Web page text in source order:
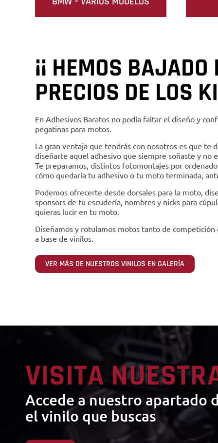
¡¡ HEMOS BAJADO
PRECIOS DE LOS
En Adhesivos Baratos no podía faltar el diseño y
pegatinas para motos.
La gran ventaja que tendrás con nosotros es que te
diseñarte aquel adhesivo que siempre soñaste y no
Te preparamos, distintos fotomontajes por
cómo quedaría tu adhesivo o tu moto terminada,
Podemos ofrecerte desde dorsales para la moto,
sponsors de tu escudería, nombres y nicks para
quieras lucir en tu moto.
Diseñamos y rotulamos motos tanto de
a base de vinilos.
VER MÁS DE NUESTROS VINILOS EN GALERÍA
VISITA
Accede a nuestro apartado
el vinilo que buscas